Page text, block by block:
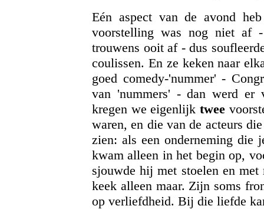
Eén aspect van de avond
voorstelling was nog niet
trouwens ooit af - dus
coulissen. En ze keken naar
goed comedy-'nummer' -
van 'nummers' - dan werd er
kregen we eigenlijk twee
waren, en die van de acteurs
zien: als een onderneming die
kwam alleen in het begin op,
sjouwde hij met stoelen en
keek alleen maar. Zijn soms
op verliefdheid. Bij die liefde